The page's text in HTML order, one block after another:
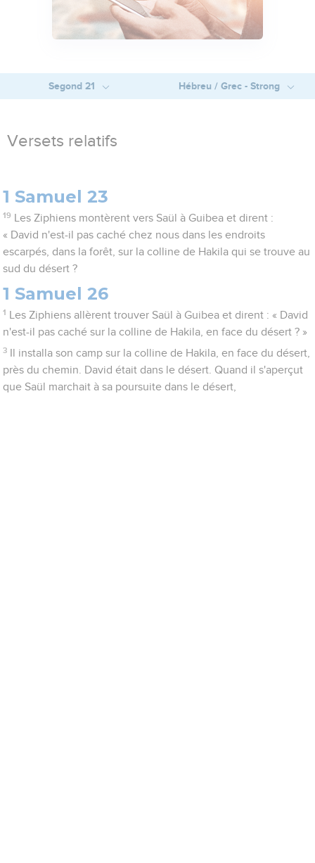
Segond 21 Hébreu / Grec - Strong
Versets relatifs
1 Samuel 23
19
Les Ziphiens montèrent vers Saül à Guibea et dirent :
« David n'est-il pas caché chez nous dans les endroits
escarpés, dans la forêt, sur la colline de Hakila qui se trouve au
sud du désert ?
1 Samuel 26
1
Les Ziphiens allèrent trouver Saül à Guibea et dirent : « David
n'est-il pas caché sur la colline de Hakila, en face du désert ? »
3
Il installa son camp sur la colline de Hakila, en face du désert,
près du chemin. David était dans le désert. Quand il s'aperçut
que Saül marchait à sa poursuite dans le désert,